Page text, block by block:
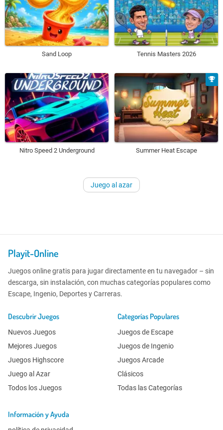
Sand Loop Tennis Masters 2026
Nitro Speed 2 Underground Summer Heat Escape
Juego al azar
Playit-Online
Juegos online gratis para jugar directamente en tu navegador – sin
descarga, sin instalación, con muchas categorías populares como
Escape, Ingenio, Deportes y Carreras.
Descubrir Juegos
Nuevos Juegos
Mejores Juegos
Juegos Highscore
Juego al Azar
Todos los Juegos
Categorías Populares
Juegos de Escape
Juegos de Ingenio
Juegos Arcade
Clásicos
Todas las Categorías
Información y Ayuda